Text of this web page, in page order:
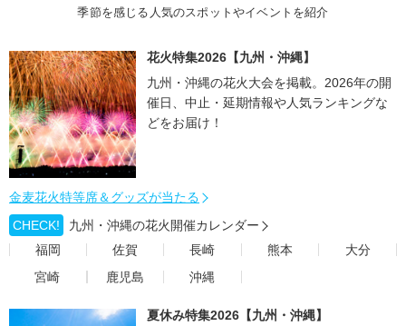
季節を感じる人気のスポットやイベントを紹介
花火特集2026【九州・沖縄】
九州・沖縄の花火大会を掲載。2026年の開
催日、中止・延期情報や人気ランキングな
どをお届け！
金麦花火特等席＆グッズが当たる
CHECK!
九州・沖縄の花火開催カレンダー
福岡
佐賀 長崎 熊本
大分
宮崎
鹿児島 沖縄
夏休み特集2026【九州・沖縄】